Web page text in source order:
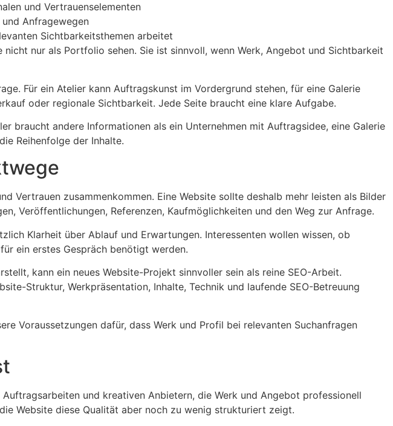
und Vertrauenselementen
Anfragewegen
Sichtbarkeitsthemen arbeitet
nur als Portfolio sehen. Sie ist sinnvoll, wenn Werk, Angebot und Sichtbarkeit
Für ein Atelier kann Auftragskunst im Vordergrund stehen, für eine Galerie
oder regionale Sichtbarkeit. Jede Seite braucht eine klare Aufgabe.
braucht andere Informationen als ein Unternehmen mit Auftragsidee, eine Galerie
Reihenfolge der Inhalte.
Vertrauen zusammenkommen. Eine Website sollte deshalb mehr leisten als Bilder
Veröffentlichungen, Referenzen, Kaufmöglichkeiten und den Weg zur Anfrage.
Klarheit über Ablauf und Erwartungen. Interessenten wollen wissen, ob
ein erstes Gespräch benötigt werden.
kann ein neues Website-Projekt sinnvoller sein als reine SEO-Arbeit.
Struktur, Werkpräsentation, Inhalte, Technik und laufende SEO-Betreuung
Voraussetzungen dafür, dass Werk und Profil bei relevanten Suchanfragen
und kreativen Anbietern, die Werk und Angebot professionell
Website diese Qualität aber noch zu wenig strukturiert zeigt.